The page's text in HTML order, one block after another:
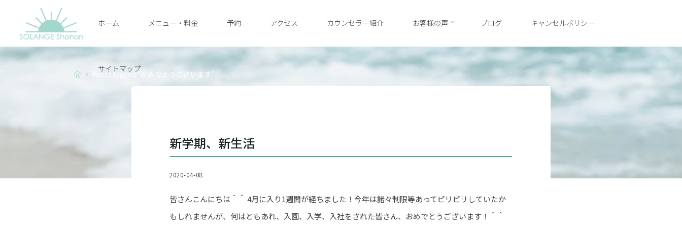
content
SHONAN
ホーム メニュー・料金 予約 アクセス カウンセラー紹介 お客様の声 ブログ キャンセルポリシー
サイトマップ
HomePosts tagged "おめでとうございます"
新学期、新生活
2020-04-08
皆さんこんにちは＾＾ 4月に入り1週間が経ちました！今年は諸々制限等あってピリピリしていたか
もしれませんが、何はともあれ、入園、入学、入社をされた皆さん、おめでとうございます！＾＾